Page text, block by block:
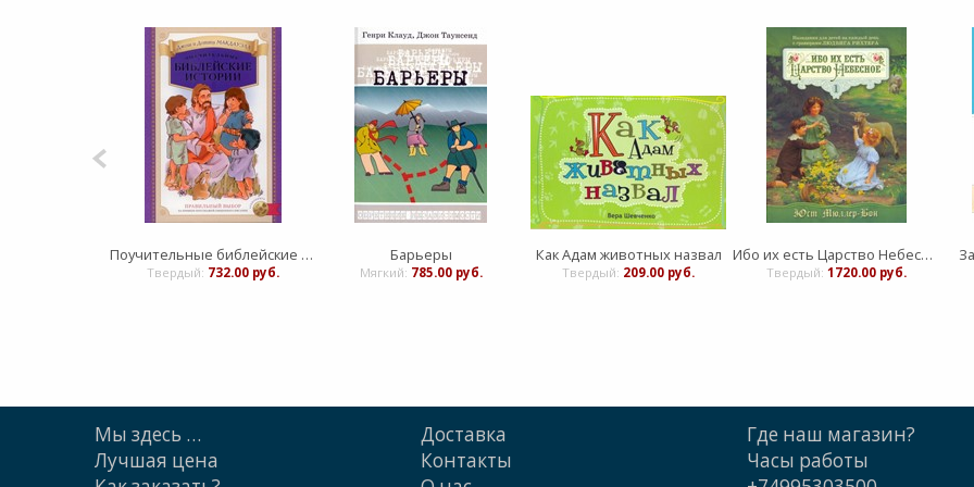
Поучительные библейские истории с аудиокнигой на к/д (Правильный выбор)
Твердый: 732.00 руб.
Барьеры
Мягкий: 785.00 руб.
Как Адам животных назвал
Твердый: 209.00 руб.
Ибо их есть Царство Небесное 1 часть
Твердый: 1720.00 руб.
Мы здесь …
Лучшая цена
Доставка
Контакты
Где наш магазин?
Часы работы